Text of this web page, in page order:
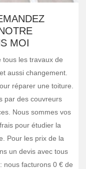
MOI
tous les travaux de
aussi changement.
réparer une toiture.
par des couvreurs
Nous sommes vos
pour étudier la
Pour les prix de la
un devis avec tous
nous facturons 0 € de